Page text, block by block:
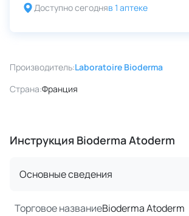
Доступно сегодняв 1 аптеке
Производитель:Laboratoire Bioderma
Страна:Франция
Инструкция Bioderma Atoderm
Основные сведения
Торговое названиеBioderma Atoderm